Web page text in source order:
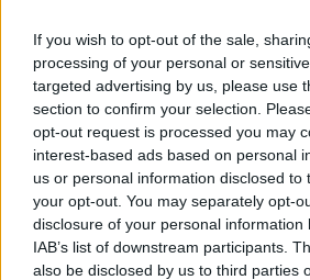
If you wish to opt-out of the sale,
processing of your personal or
targeted advertising by us, please use
section to confirm your selection.
opt-out request is processed you may
interest-based ads based on personal
us or personal information disclosed to
your opt-out. You may separately opt-
disclosure of your personal information
IAB’s list of downstream participants.
also be disclosed by us to third parties
METODOLOGIA
Realização de uma sessão de
prévia ao Ciclo formativo, que
compreensão nítida das práticas de
comunicação interna vigentes. Nos 4
assegurou-se uma metodologia de
learning”, com diversos casos
e dinâmicas que potenciaram a
descoberta e a reflexão de todos